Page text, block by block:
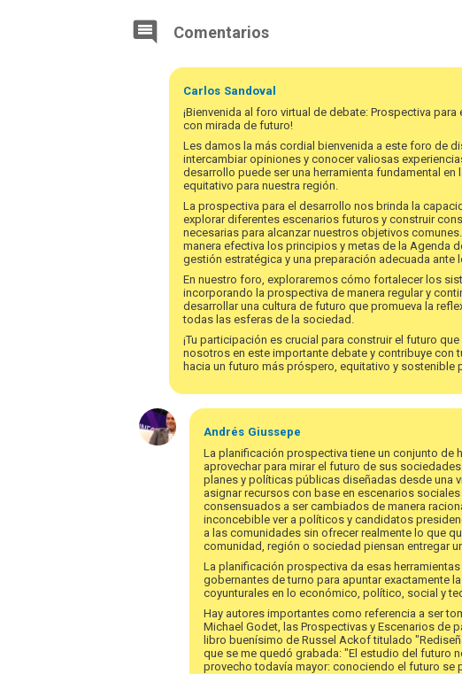
Comentarios
Carlos Sandoval
¡Bienvenida al foro virtual de debate: Prospectiva
con mirada de futuro!
Les damos la más cordial bienvenida a este foro de
intercambiar opiniones y conocer valiosas
desarrollo puede ser una herramienta fundamental
equitativo para nuestra región.
La prospectiva para el desarrollo nos brinda la
explorar diferentes escenarios futuros y construir
necesarias para alcanzar nuestros objetivos
manera efectiva los principios y metas de la Agenda
gestión estratégica y una preparación adecuada
En nuestro foro, exploraremos cómo fortalecer los
incorporando la prospectiva de manera regular y
desarrollar una cultura de futuro que promueva la
todas las esferas de la sociedad.
¡Tu participación es crucial para construir el futuro
nosotros en este importante debate y contribuye
hacia un futuro más próspero, equitativo y sostenible
Andrés Giussepe
La planificación prospectiva tiene un conjunto de
aprovechar para mirar el futuro de sus
planes y políticas públicas diseñadas desde una
asignar recursos con base en escenarios
consensuados a ser cambiados de manera
inconcebible ver a políticos y candidatos
a las comunidades sin ofrecer realmente lo que
comunidad, región o sociedad piensan entregar
La planificación prospectiva da esas
gobernantes de turno para apuntar exactamente
coyunturales en lo económico, político, social y
Hay autores importantes como referencia a ser
Michael Godet, las Prospectivas y Escenarios de
libro buenísimo de Russel Ackof titulado
que se me quedó grabada: "El estudio del futuro
provecho todavía mayor: conociendo el futuro se